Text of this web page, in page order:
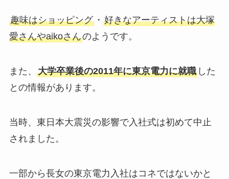
趣味はショッピング・ 好きなアーティストは大塚
愛さんやaikoさんのようです。
また、 大学卒業後の2011年に東京電力に就職した
との情報があります。
当時、東日本大震災の影響で入社式は初めて中止
されました。
一部から長女の東京電力入社はコネではないかと